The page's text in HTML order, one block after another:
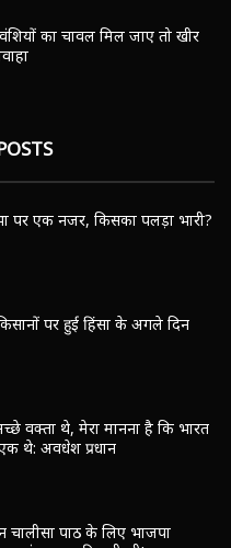
का चावल मिल जाए तो खीर
पर एक नजर, किसका पलड़ा भारी?
पर हुई हिंसा के अगले दिन
वक्ता थे, मेरा मानना है कि भारत
थे: अवधेश प्रधान
चालीसा पाठ के लिए भाजपा